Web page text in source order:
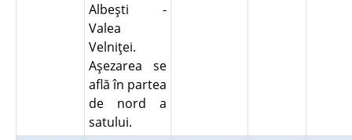
Albeşti -
Valea
Velniţei.
Aşezarea se
află în partea
de nord a
satului.